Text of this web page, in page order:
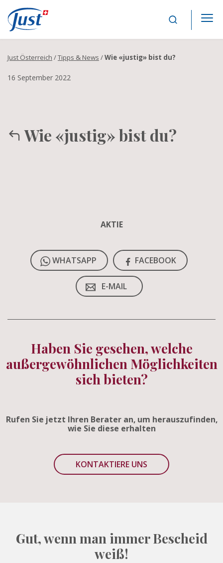
Main Navigation
Just Österreich /Tipps & News /Wie «justig» bist du?
16 September 2022
Wie «justig» bist du?
AKTIE
WHATSAPP FACEBOOK
E-MAIL
Haben Sie gesehen, welche
außergewöhnlichen Möglichkeiten
sich bieten?
Rufen Sie jetzt Ihren Berater an, um herauszufinden,
wie Sie diese erhalten
KONTAKTIERE UNS
Gut, wenn man immer Bescheid
weiß!